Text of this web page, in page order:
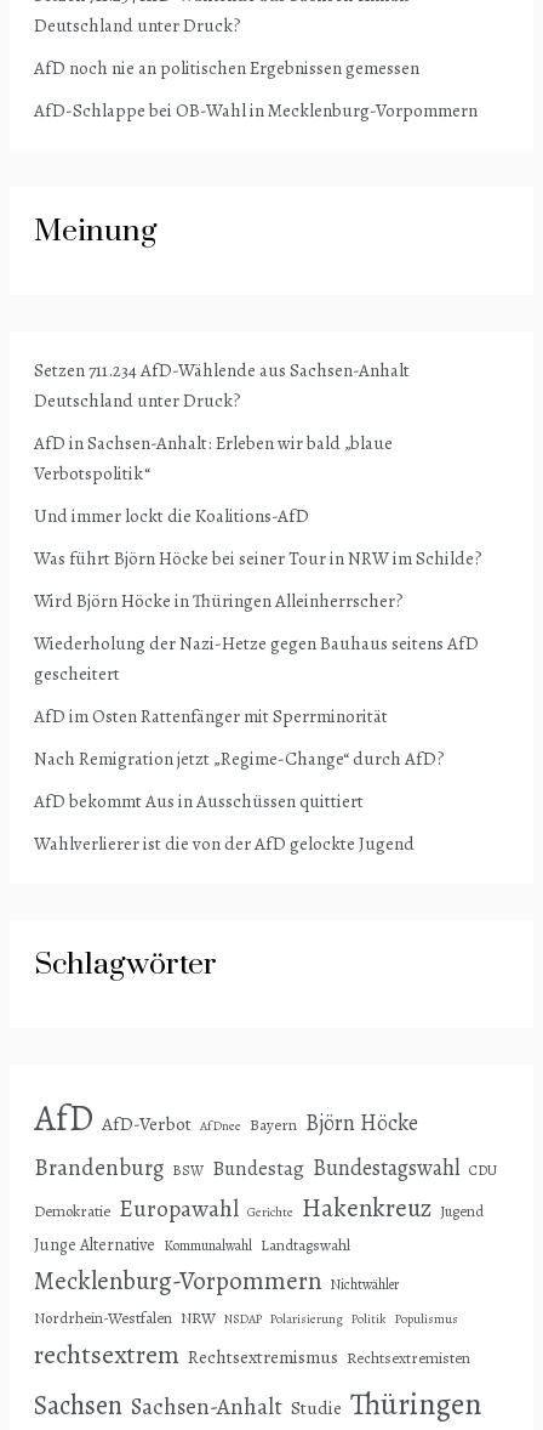
Deutschland unter Druck?
AfD noch nie an politischen Ergebnissen gemessen
AfD-Schlappe bei OB-Wahl in Mecklenburg-Vorpommern
Meinung
Setzen 711.234 AfD-Wählende aus Sachsen-Anhalt
Deutschland unter Druck?
AfD in Sachsen-Anhalt: Erleben wir bald „blaue
Verbotspolitik“
Und immer lockt die Koalitions-AfD
Was führt Björn Höcke bei seiner Tour in NRW im Schilde?
Wird Björn Höcke in Thüringen Alleinherrscher?
Wiederholung der Nazi-Hetze gegen Bauhaus seitens AfD
gescheitert
AfD im Osten Rattenfänger mit Sperrminorität
Nach Remigration jetzt „Regime-Change“ durch AfD?
AfD bekommt Aus in Ausschüssen quittiert
Wahlverlierer ist die von der AfD gelockte Jugend
Schlagwörter
AfD AfD-Verbot AfDnee Bayern Björn Höcke
Brandenburg BSW Bundestag Bundestagswahl CDU
Demokratie Europawahl Gerichte Hakenkreuz Jugend
Junge Alternative Kommunalwahl Landtagswahl
Mecklenburg-Vorpommern Nichtwähler
Nordrhein-Westfalen NRW NSDAP Polarisierung Politik Populismus
rechtsextrem Rechtsextremismus Rechtsextremisten
Sachsen Sachsen-Anhalt Studie Thüringen